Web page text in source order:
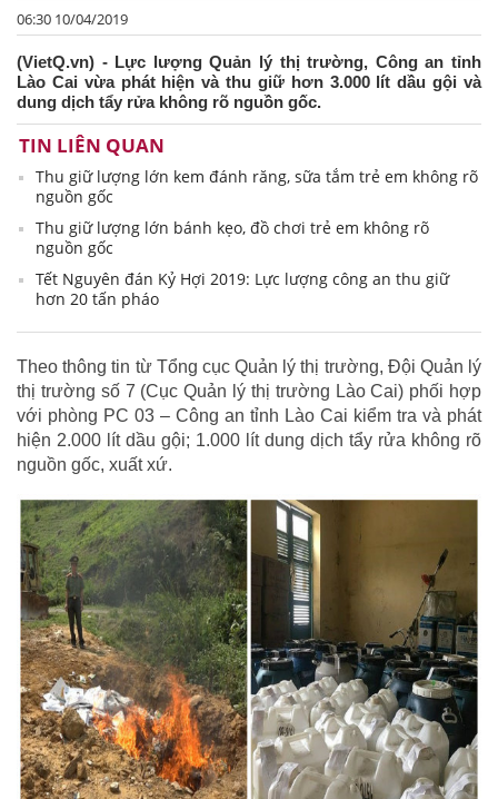
06:30 10/04/2019
(VietQ.vn) - Lực lượng Quản lý thị trường, Công an tỉnh
Lào Cai vừa phát hiện và thu giữ hơn 3.000 lít dầu gội và
dung dịch tẩy rửa không rõ nguồn gốc.
TIN LIÊN QUAN
Thu giữ lượng lớn kem đánh răng, sữa tắm trẻ em không rõ
nguồn gốc
Thu giữ lượng lớn bánh kẹo, đồ chơi trẻ em không rõ
nguồn gốc
Tết Nguyên đán Kỷ Hợi 2019: Lực lượng công an thu giữ
hơn 20 tấn pháo
Theo thông tin từ Tổng cục Quản lý thị trường, Đội Quản lý
thị trường số 7 (Cục Quản lý thị trường Lào Cai) phối hợp
với phòng PC 03 – Công an tỉnh Lào Cai kiểm tra và phát
hiện 2.000 lít dầu gội; 1.000 lít dung dịch tẩy rửa không rõ
nguồn gốc, xuất xứ.